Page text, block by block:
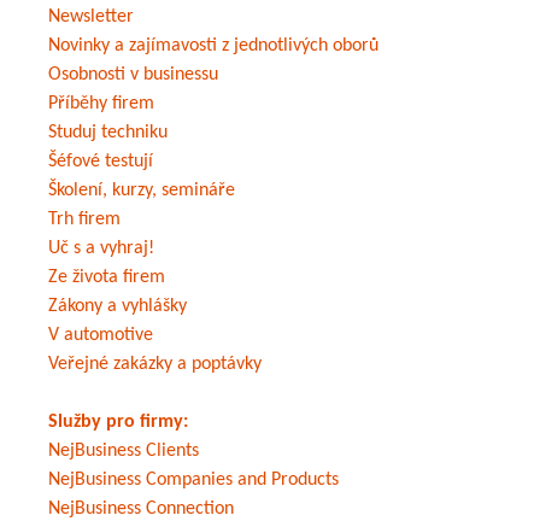
Newsletter
Novinky a zajímavosti z jednotlivých oborů
Osobnosti v businessu
Příběhy firem
Studuj techniku
Šéfové testují
Školení, kurzy, semináře
Trh firem
Uč s a vyhraj!
Ze života firem
Zákony a vyhlášky
V automotive
Veřejné zakázky a poptávky
Služby pro firmy:
NejBusiness Clients
NejBusiness Companies and Products
NejBusiness Connection